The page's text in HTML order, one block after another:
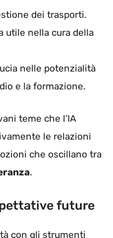
dei trasporti.
utile nella cura della
nelle potenzialità
e la formazione.
teme che l’IA
le relazioni
che oscillano tra
.
future
con gli strumenti